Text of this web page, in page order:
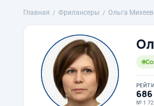
Главная Фрилансеры Ольга
686
№ 1